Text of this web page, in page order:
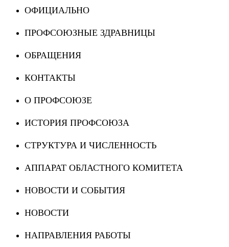
ОФИЦИАЛЬНО
ПРОФСОЮЗНЫЕ ЗДРАВНИЦЫ
ОБРАЩЕНИЯ
КОНТАКТЫ
О ПРОФСОЮЗЕ
ИСТОРИЯ ПРОФСОЮЗА
СТРУКТУРА И ЧИСЛЕННОСТЬ
АППАРАТ ОБЛАСТНОГО КОМИТЕТА
НОВОСТИ И СОБЫТИЯ
НОВОСТИ
НАПРАВЛЕНИЯ РАБОТЫ